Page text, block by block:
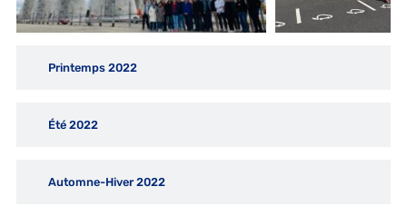
Printemps 2022
Été 2022
Automne-Hiver 2022